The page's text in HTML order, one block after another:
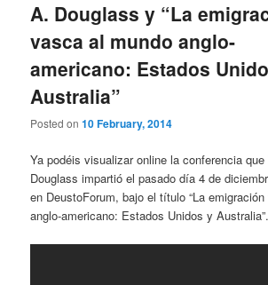
A. Douglass y “La
vasca al mundo anglo-
americano: Estados
Australia”
Posted on10 February, 2014
Ya podéis visualizar online la conferencia
Douglass impartió el pasado día 4 de
en DeustoForum, bajo el título “La
anglo-americano: Estados Unidos y Australia”.